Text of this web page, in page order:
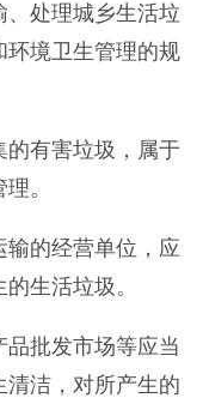
处理城乡生活垃
环境卫生管理的规
有害垃圾，属于
。
的经营单位，应
生活垃圾。
批发市场等应当
清洁，对所产生的